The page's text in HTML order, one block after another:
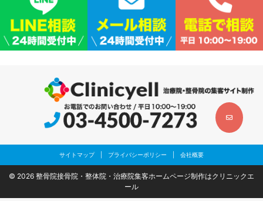
サイトマップ| プライバシーポリシー 会社概要
© 2026 整骨院接骨院・整体院・治療院集客ホームページ制作はクリニックエ
ール